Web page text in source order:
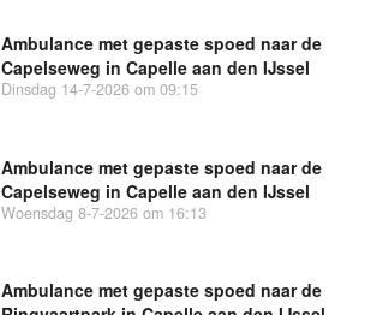
Ambulance met gepaste spoed naar de
Capelseweg in Capelle aan den IJssel
Dinsdag 14-7-2026 om 09:15
Ambulance met gepaste spoed naar de
Capelseweg in Capelle aan den IJssel
Woensdag 8-7-2026 om 16:13
Ambulance met gepaste spoed naar de